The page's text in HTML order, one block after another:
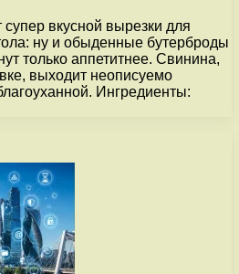
вкусной вырезки для
ну и обыденные бутерброды
только аппетитнее. Свинина,
выходит неописуемо
Ингредиенты: